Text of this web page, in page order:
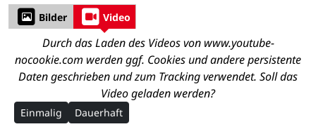
Bilder Video
Durch das Laden des Videos von www.youtube-
nocookie.com werden ggf. Cookies und andere persistente
Daten geschrieben und zum Tracking verwendet. Soll das
Video geladen werden?
Einmalig Dauerhaft